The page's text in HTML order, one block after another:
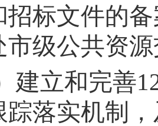
招标文件的
市级公共资
建立和完善
踪落实机制